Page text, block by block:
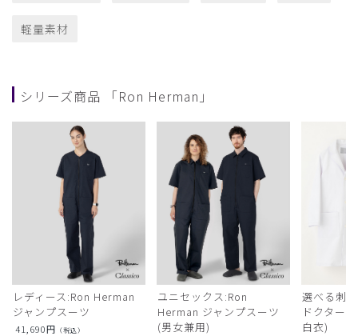
軽量素材
シリーズ商品 「Ron Herman」
レディース:Ron Herman
ジャンプスーツ
41,690円 （税込）
ユニセックス:Ron
Herman ジャンプスーツ
(男女兼用)
選べる刺
ドクター
白衣)